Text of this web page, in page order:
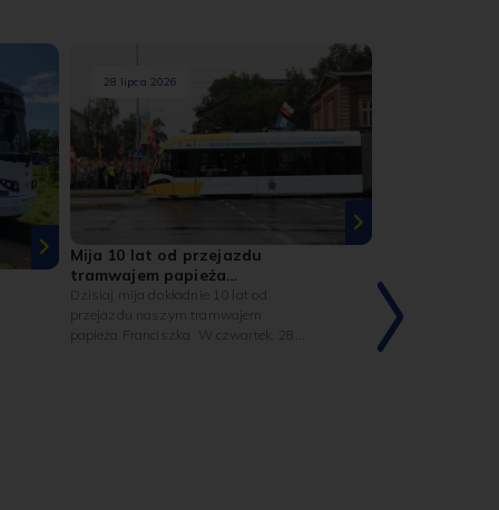
28 lipca 2026
Mija 10 lat od przejazdu
tramwajem papieża
Franciszka
Dzisiaj mija dokładnie 10 lat od
przejazdu naszym tramwajem
papieża Franciszka. W czwartek, 28